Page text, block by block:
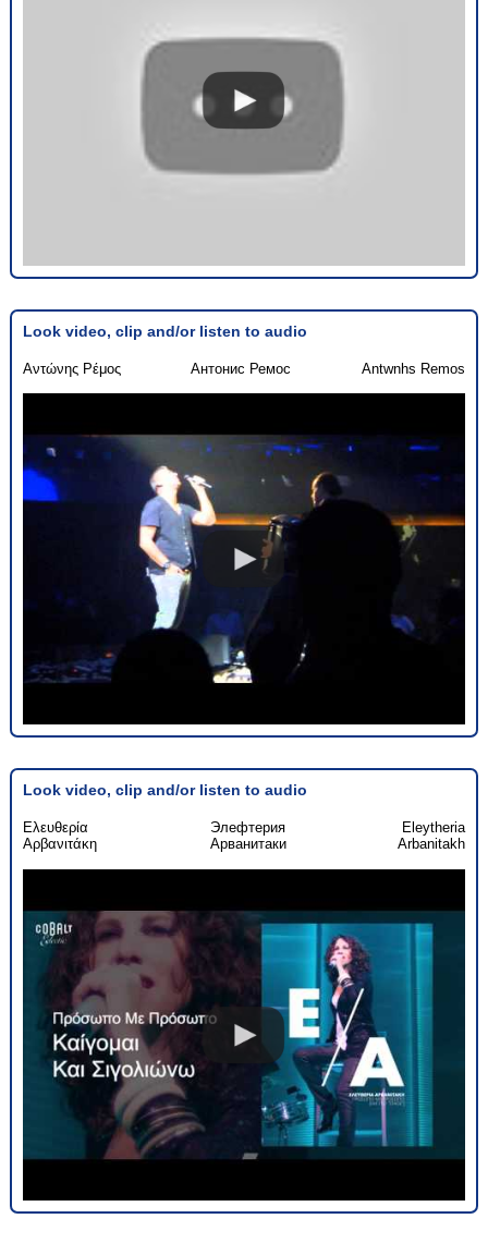
Look video, clip and/or listen to audio
Αντώνης Ρέμος Антонис Ремос Antwnhs Remos
Look video, clip and/or listen to audio
Ελευθερία
Αρβανιτάκη
Элефтерия
Арванитаки
Eleytheria
Arbanitakh